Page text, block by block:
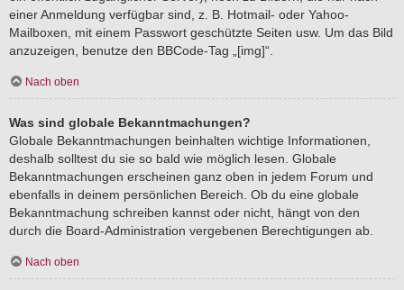
einer Anmeldung verfügbar sind, z. B. Hotmail- oder Yahoo-
Mailboxen, mit einem Passwort geschützte Seiten usw. Um das Bild
anzuzeigen, benutze den BBCode-Tag „[img]“.
Nach oben
Was sind globale Bekanntmachungen?
Globale Bekanntmachungen beinhalten wichtige Informationen,
deshalb solltest du sie so bald wie möglich lesen. Globale
Bekanntmachungen erscheinen ganz oben in jedem Forum und
ebenfalls in deinem persönlichen Bereich. Ob du eine globale
Bekanntmachung schreiben kannst oder nicht, hängt von den
durch die Board-Administration vergebenen Berechtigungen ab.
Nach oben